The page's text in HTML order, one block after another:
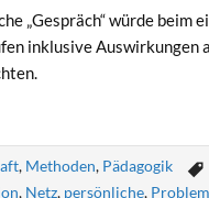
„Gespräch“ wür­de beim
inklu­si­ve Aus­wir­kun­gen
, Methoden, Pädagogik
, Netz, persönliche,